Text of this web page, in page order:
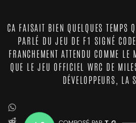
CA FAISAIT BIEN QUELQUES TEMPS
PARLÉ DU JEU DE F1 SIGNÉ
FRANCHEMENT ATTENDU COMME
QUE LE JEU OFFICIEL WRC DE
DÉVELOPPEURS, LA